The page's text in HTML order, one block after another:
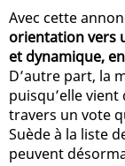
Avec cette
orientation vers
et dynamique,
D’autre part, la
puisqu’elle
travers un vote
Suède à la liste
peuvent